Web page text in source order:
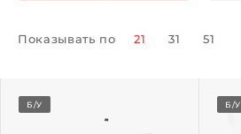
Показывать по 21 31 51
Б/У Б/У